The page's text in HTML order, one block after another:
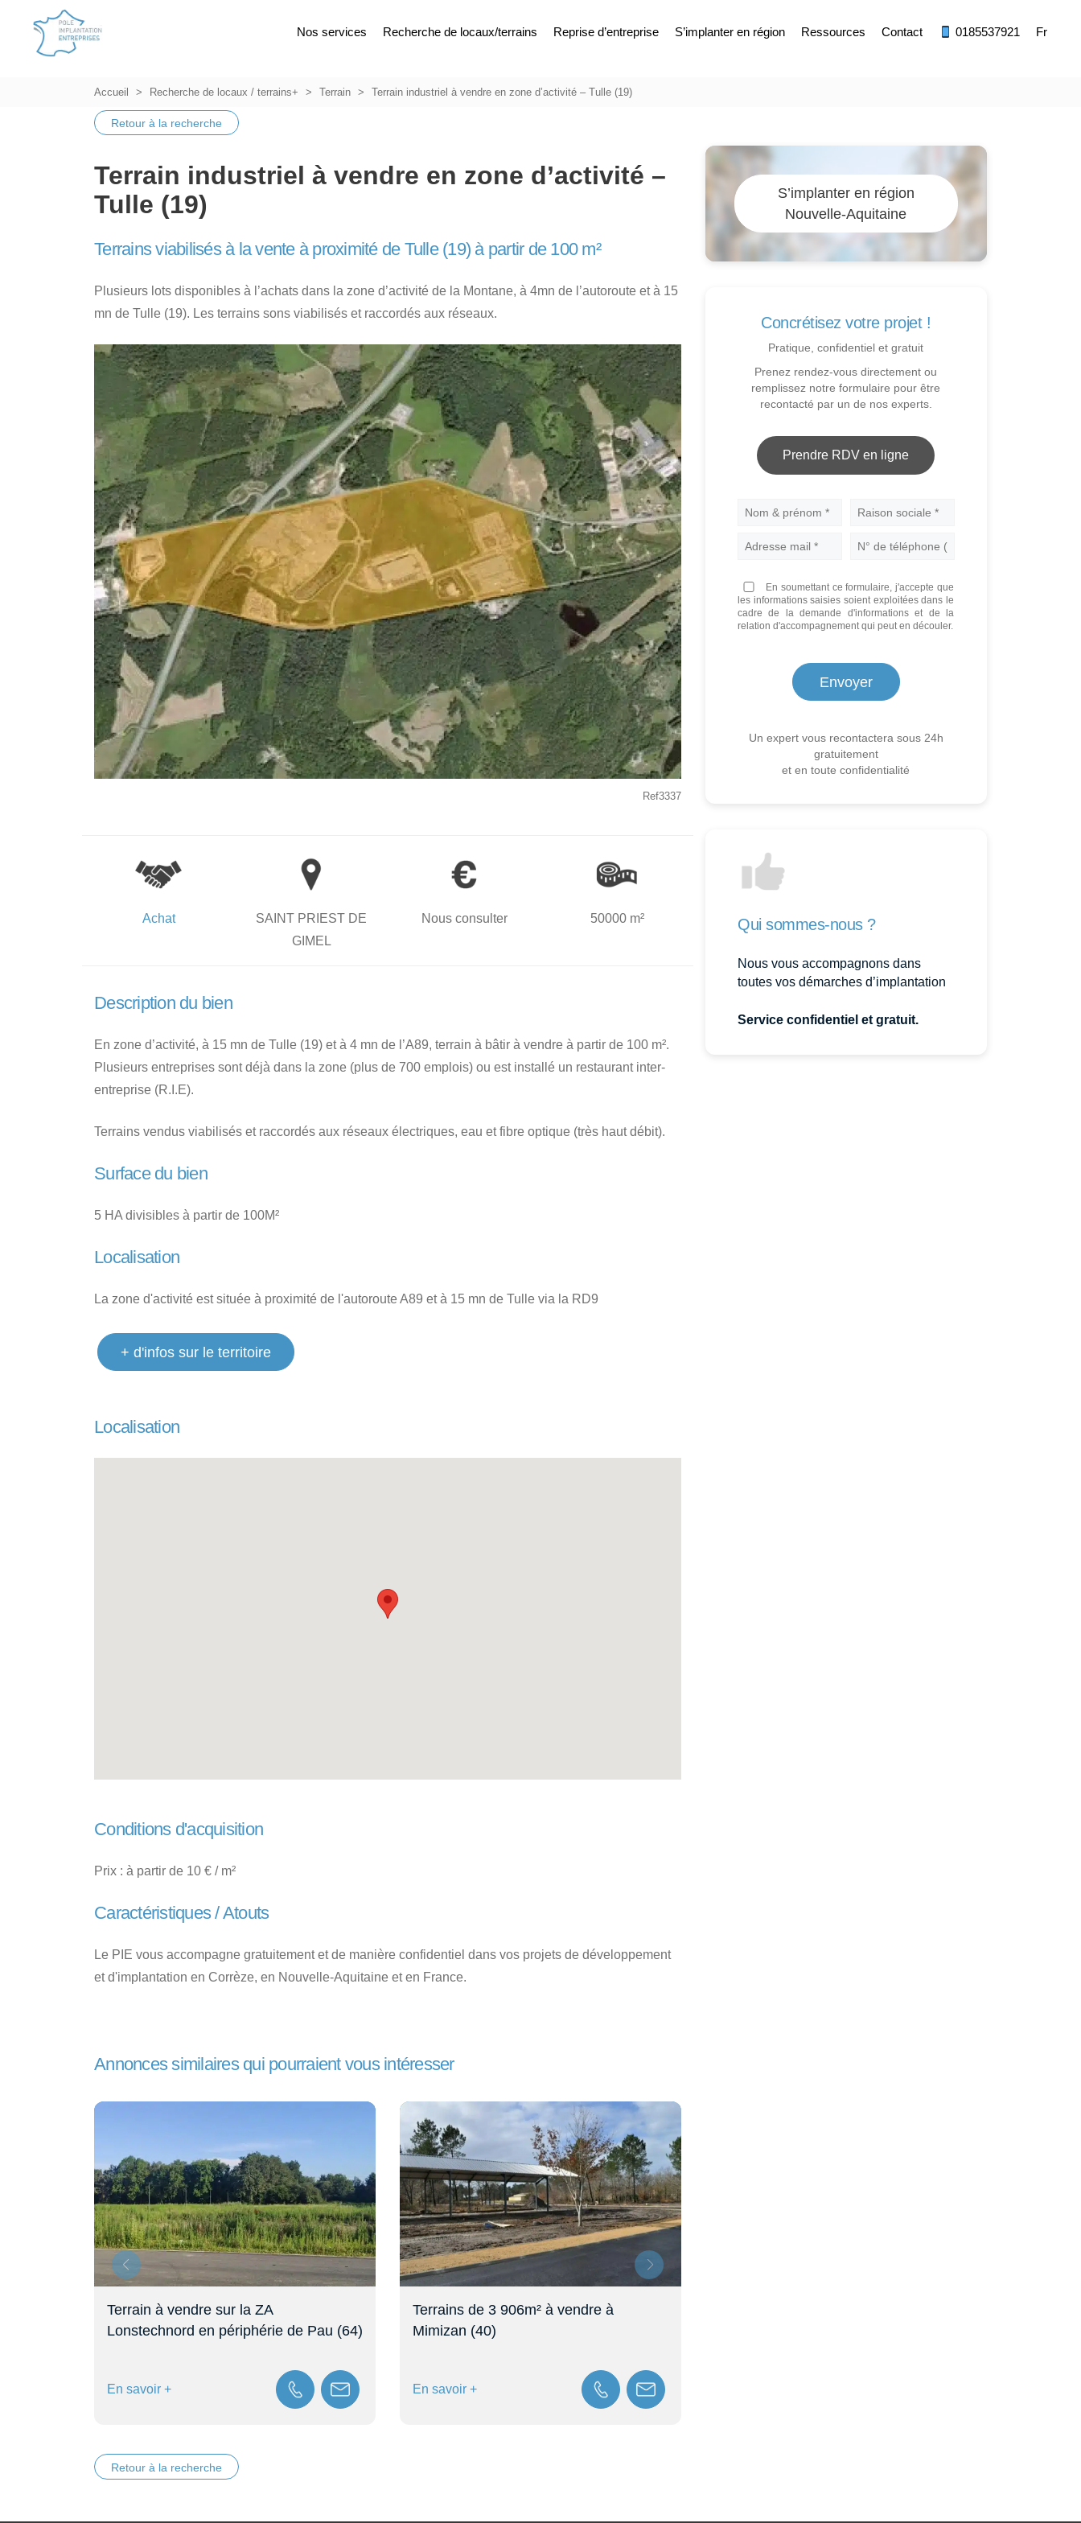
Nos services Recherche de locaux/terrains Reprise d’entreprise S’implanter en région Ressources Contact 0185537921 Fr
Accueil Recherche de locaux / terrains+ Terrain Terrain industriel à vendre en zone d’activité – Tulle (19)
Retour à la recherche
Terrain industriel à vendre en zone d’activité –
Tulle (19)
Terrains viabilisés à la vente à proximité de Tulle (19) à partir de 100 m²
Plusieurs lots disponibles à l’achats dans la zone d’activité de la Montane, à 4mn de l’autoroute et à 15
mn de Tulle (19). Les terrains sons viabilisés et raccordés aux réseaux.
Ref3337
Achat
SAINT PRIEST DE
GIMEL
Nous consulter 50000 m²
Description du bien
En zone d’activité, à 15 mn de Tulle (19) et à 4 mn de l’A89, terrain à bâtir à vendre à partir de 100 m².
Plusieurs entreprises sont déjà dans la zone (plus de 700 emplois) ou est installé un restaurant inter-
entreprise (R.I.E).
Terrains vendus viabilisés et raccordés aux réseaux électriques, eau et fibre optique (très haut débit).
Surface du bien
5 HA divisibles à partir de 100M²
Localisation
La zone d'activité est située à proximité de l'autoroute A89 et à 15 mn de Tulle via la RD9
+ d'infos sur le territoire
Localisation
Conditions d'acquisition
Prix : à partir de 10 € / m²
Caractéristiques / Atouts
Le PIE vous accompagne gratuitement et de manière confidentiel dans vos projets de développement
et d'implantation en Corrèze, en Nouvelle-Aquitaine et en France.
Annonces similaires qui pourraient vous intéresser
Terrain à vendre sur la ZA
Lonstechnord en périphérie de Pau (64)
En savoir +
Terrains de 3 906m² à vendre à
Mimizan (40)
En savoir +
Retour à la recherche
S’implanter en région
Nouvelle-Aquitaine
Concrétisez votre projet !
Pratique, confidentiel et gratuit
Prenez rendez-vous directement ou
remplissez notre formulaire pour être
recontacté par un de nos experts.
Prendre RDV en ligne
Nom
En soumettant ce formulaire, j'accepte que
les informations saisies soient exploitées dans le
cadre de la demande d'informations et de la
relation d'accompagnement qui peut en découler.
Un expert vous recontactera sous 24h
gratuitement
et en toute confidentialité
Qui sommes-nous ?
Nous vous accompagnons dans
toutes vos démarches d’implantation
Service confidentiel et gratuit.